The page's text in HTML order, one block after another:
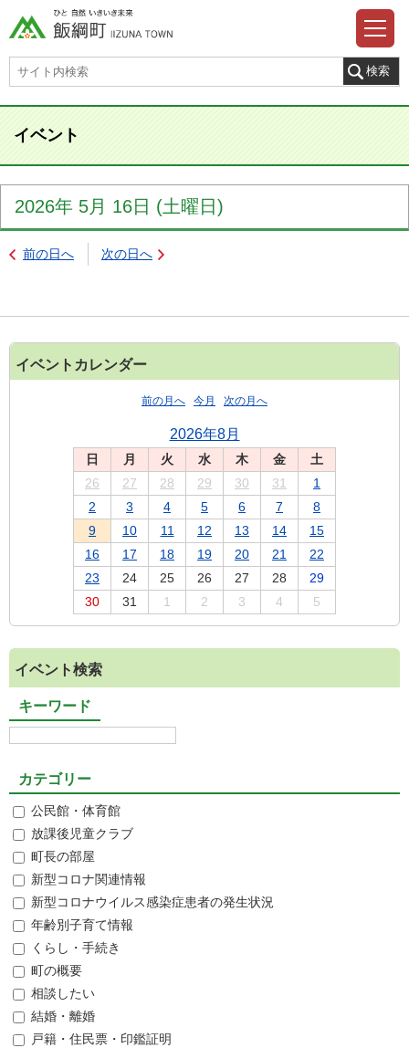
イベント
2026年 5月 16日 (土曜日 )
前の日へ 次の日へ
イベントカレンダー
前の月へ 今月 次の月へ
2026年8月
日 月 火 水 木 金
土
26
27 28 29 30 31
1
2
3 4 5 6 7
8
9
10 11 12 13 14
15
16
17 18 19 20 21
22
23
24 25 26 27 28
29
30
31 1 2 3 4 5
イベント検索
キーワード
カテゴリー
公民館・体育館
放課後児童クラブ
町長の部屋
新型コロナ関連情報
新型コロナウイルス感染症患者の発生状況
年齢別子育て情報
くらし・手続き
町の概要
相談したい
結婚・離婚
戸籍・住民票・印鑑証明